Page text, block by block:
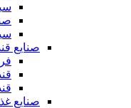
صنایع
صنایع